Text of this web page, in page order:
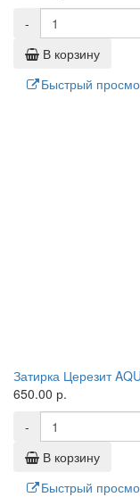
-
В корзину
Быстрый
Затирка Церезит
650.00 р.
-
В корзину
Быстрый